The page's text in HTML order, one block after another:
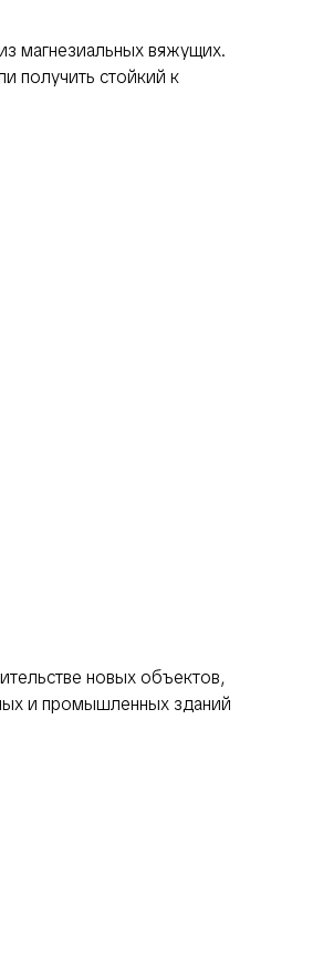
магнезиальных вяжущих.
получить стойкий к
новых объектов,
и промышленных зданий